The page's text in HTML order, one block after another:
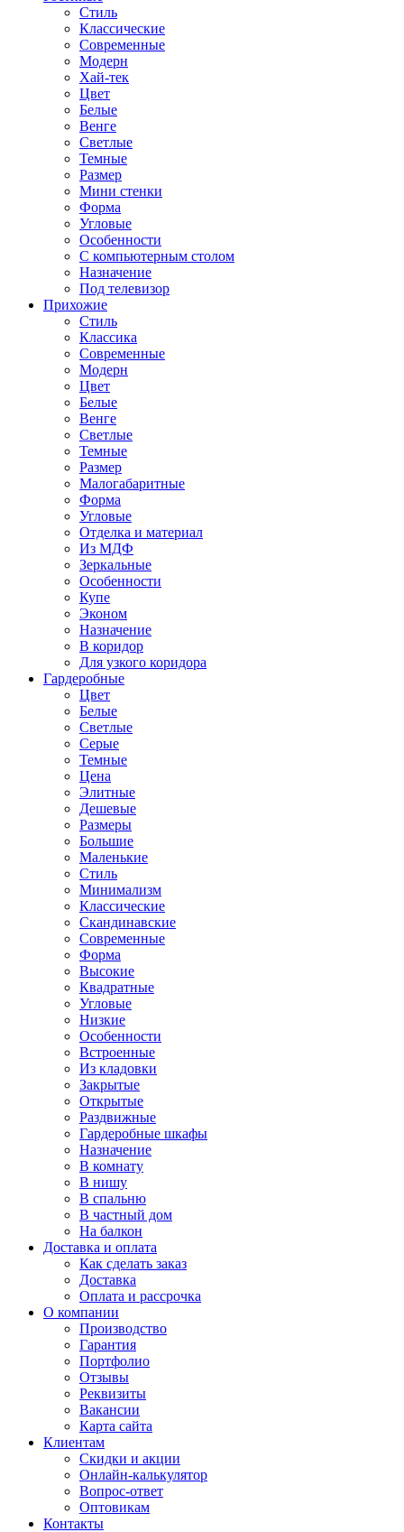
Стиль
Классические
Современные
Модерн
Хай-тек
Цвет
Белые
Венге
Светлые
Темные
Размер
Мини стенки
Форма
Угловые
Особенности
С компьютерным столом
Назначение
Под телевизор
Прихожие
Стиль
Классика
Современные
Модерн
Цвет
Белые
Венге
Светлые
Темные
Размер
Малогабаритные
Форма
Угловые
Отделка и материал
Из МДФ
Зеркальные
Особенности
Купе
Эконом
Назначение
В коридор
Для узкого коридора
Гардеробные
Цвет
Белые
Светлые
Серые
Темные
Цена
Элитные
Дешевые
Размеры
Большие
Маленькие
Стиль
Минимализм
Классические
Скандинавские
Современные
Форма
Высокие
Квадратные
Угловые
Низкие
Особенности
Встроенные
Из кладовки
Закрытые
Открытые
Раздвижные
Гардеробные шкафы
Назначение
В комнату
В нишу
В спальню
В частный дом
На балкон
Доставка и оплата
Как сделать заказ
Доставка
Оплата и рассрочка
О компании
Производство
Гарантия
Портфолио
Отзывы
Реквизиты
Вакансии
Карта сайта
Клиентам
Скидки и акции
Онлайн-калькулятор
Вопрос-ответ
Оптовикам
Контакты